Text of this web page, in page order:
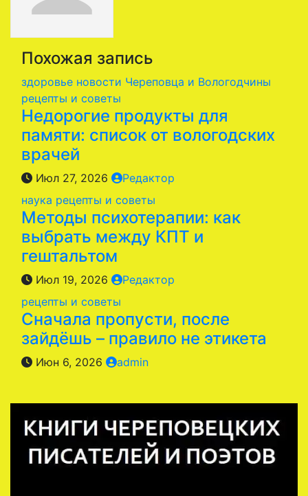
Похожая запись
здоровье новости Череповца и Вологодчины
рецепты и советы
Недорогие продукты для
памяти: список от вологодских
врачей
Июл 27, 2026
Редактор
наука рецепты и советы
Методы психотерапии: как
выбрать между КПТ и
гештальтом
Июл 19, 2026
Редактор
рецепты и советы
Сначала пропусти, после
зайдёшь – правило не этикета
Июн 6, 2026 admin